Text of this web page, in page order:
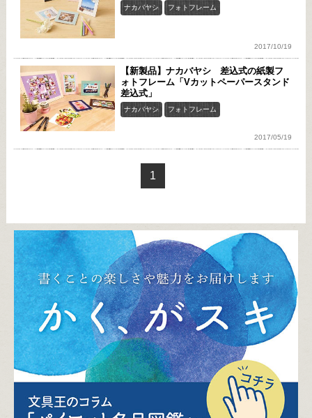
ナカバヤシ フォトフレーム
2017/10/19
【新製品】ナカバヤシ 差込式の紙製フ
ォトフレーム「Vカットペーパースタンド
差込式」
ナカバヤシ フォトフレーム
2017/05/19
1